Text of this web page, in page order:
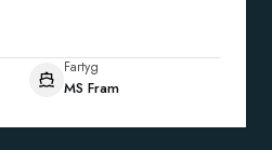
Fartyg
MS Fram